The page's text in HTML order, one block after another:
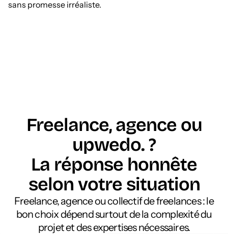
sans promesse irréaliste.
Freelance, agence ou
upwedo. ?
La réponse honnête
selon votre situation
Freelance, agence ou collectif de freelances : le
bon choix dépend surtout de la complexité du
projet et des expertises nécessaires.